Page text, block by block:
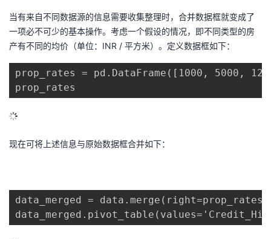
当有来自不同数据源的信息需要收集整理时，合并数据框就变成了
一项必不可少的基本操作。考虑一个假设的情况，即不同类型的房
产有不同的均价（单位：INR / 平方米）。定义数据框如下：
prop_rates = pd.DataFrame([1000, 5000,
prop_rates
现在可将上述信息与原始数据框合并如下：
data_merged =